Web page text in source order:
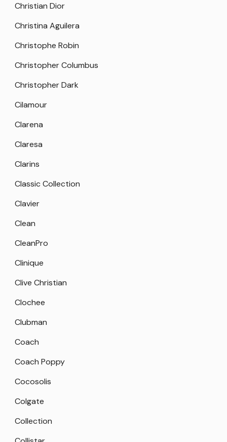
Christian Dior
Christina Aguilera
Christophe Robin
Christopher Columbus
Christopher Dark
Cilamour
Clarena
Claresa
Clarins
Classic Collection
Clavier
Clean
CleanPro
Clinique
Clive Christian
Clochee
Clubman
Coach
Coach Poppy
Cocosolis
Colgate
Collection